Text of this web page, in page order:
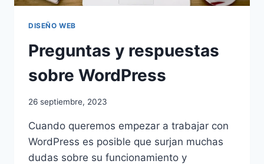
DISEÑO WEB
Preguntas y respuestas
sobre WordPress
26 septiembre, 2023
Cuando queremos empezar a trabajar con
WordPress es posible que surjan muchas
dudas sobre su funcionamiento y